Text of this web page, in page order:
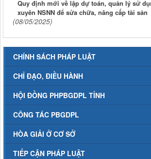
Quy định mới về lập dự toán, quản lý sử
xuyên NSNN để sửa chữa, nâng cấp tài sản
(08/05/2025)
CHÍNH SÁCH PHÁP LUẬT
CHỈ ĐẠO, ĐIỀU HÀNH
HỘI ĐỒNG PHPBGDPL TỈNH
CÔNG TÁC PBGDPL
HÒA GIẢI Ở CƠ SỞ
TIẾP CẬN PHÁP LUẬT